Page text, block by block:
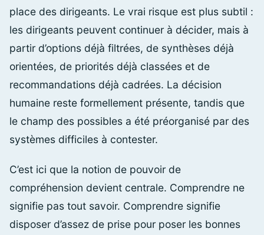
place des dirigeants. Le vrai risque est plus subtil :
les dirigeants peuvent continuer à décider, mais à
partir d’options déjà filtrées, de synthèses déjà
orientées, de priorités déjà classées et de
recommandations déjà cadrées. La décision
humaine reste formellement présente, tandis que
le champ des possibles a été préorganisé par des
systèmes difficiles à contester.
C’est ici que la notion de pouvoir de
compréhension devient centrale. Comprendre ne
signifie pas tout savoir. Comprendre signifie
disposer d’assez de prise pour poser les bonnes